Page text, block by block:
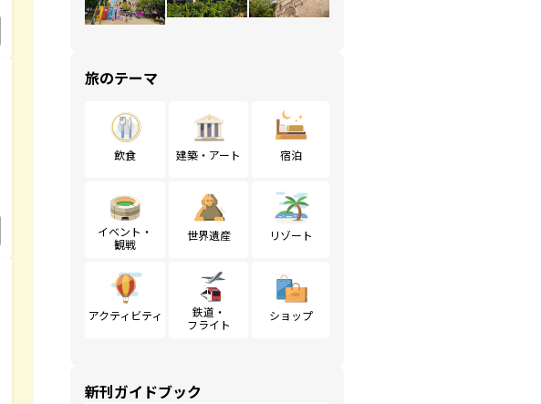
旅のテーマ
飲食 建築・アート 宿泊
イベント・
観戦
世界遺産 リゾート
アクティビティ
鉄道・
フライト
ショップ
新刊ガイドブック